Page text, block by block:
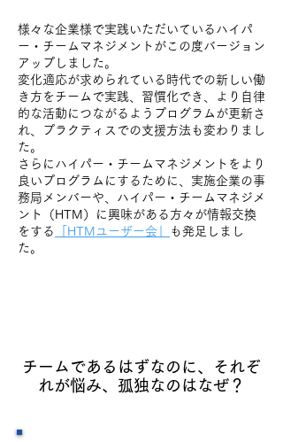
様々な企業様で実践いただいているハイパ
ー・チームマネジメントがこの度バージョン
アップしました。
変化適応が求められている時代での新しい働
き方をチームで実践、習慣化でき、より自律
的な活動につながるようプログラムが更新さ
れ、プラクティスでの支援方法も変わりまし
た。
さらにハイパー・チームマネジメントをより
良いプログラムにするために、実施企業の事
務局メンバーや、ハイパー・チームマネジメ
ント（HTM）に興味がある方々が情報交換
をする
「HTMユーザー会」
も発足しまし
た。
チームであるはずなのに、それぞ
れが悩み、孤独なのはなぜ？